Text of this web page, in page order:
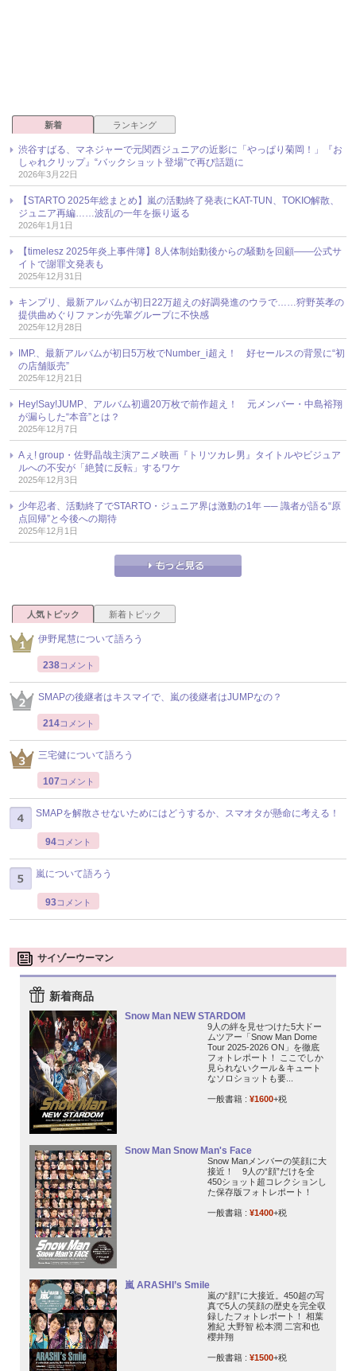
新着 ランキング
渋谷すばる、マネジャーで元関西ジュニアの近影に「やっぱり菊岡！」『お
しゃれクリップ』“バックショット登場”で再び話題に
2026年3月22日
【STARTO 2025年総まとめ】嵐の活動終了発表にKAT-TUN、TOKIO解散、
ジュニア再編……波乱の一年を振り返る
2026年1月1日
【timelesz 2025年炎上事件簿】8人体制始動後からの騒動を回顧――公式サ
イトで謝罪文発表も
2025年12月31日
キンプリ、最新アルバムが初日22万超えの好調発進のウラで……狩野英孝の
提供曲めぐりファンが先輩グループに不快感
2025年12月28日
IMP.、最新アルバムが初日5万枚でNumber_i超え！ 好セールスの背景に“初
の店舗販売”
2025年12月21日
Hey!Say!JUMP、アルバム初週20万枚で前作超え！ 元メンバー・中島裕翔
が漏らした“本音”とは？
2025年12月7日
Aぇ! group・佐野晶哉主演アニメ映画『トリツカレ男』タイトルやビジュア
ルへの不安が「絶賛に反転」するワケ
2025年12月3日
少年忍者、活動終了でSTARTO・ジュニア界は激動の1年 ── 識者が語る“原
点回帰”と今後への期待
2025年12月1日
人気トピック 新着トピック
伊野尾慧について語ろう
238コメント
SMAPの後継者はキスマイで、嵐の後継者はJUMPなの？
214コメント
三宅健について語ろう
107 コメント
SMAPを解散させないためにはどうするか、スマオタが懸命に考える！
94コメント
嵐について語ろう
93コメント
サイゾーウーマン
新着商品
Snow Man NEW STARDOM
9人の絆を見せつけた5大ドー
ムツアー「Snow Man Dome
Tour 2025-2026 ON」を徹底
フォトレポート！ ここでしか
見られないクール＆キュート
なソロショットも要...
一般書籍 : ¥1600+税
Snow Man Snow Man's Face
Snow Manメンバーの笑顔に大
接近！ 9人の“顔”だけを全
450ショット超コレクションし
た保存版フォトレポート！
一般書籍 : ¥1400+税
嵐 ARASHI’s Smile
嵐の“顔”に大接近。450超の写
真で5人の笑顔の歴史を完全収
録したフォトレポート！ 相葉
雅紀 大野智 松本潤 二宮和也
櫻井翔
一般書籍 : ¥1500+税